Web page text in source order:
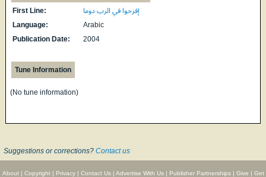
First Line:
إفرحوا في الرب دوما
Language:
Arabic
Publication Date:
2004
Tune Information
(No tune information)
Suggestions or corrections? Contact us
About| Copyright| Privacy| Contact Us| Advertise With Us| Publisher Partnerships| Give | Get